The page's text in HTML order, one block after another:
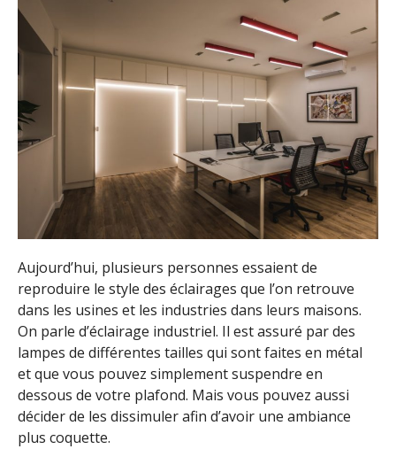
Aujourd’hui, plusieurs personnes essaient de
reproduire le style des éclairages que l’on retrouve
dans les usines et les industries dans leurs maisons.
On parle d’éclairage industriel. Il est assuré par des
lampes de différentes tailles qui sont faites en métal
et que vous pouvez simplement suspendre en
dessous de votre plafond. Mais vous pouvez aussi
décider de les dissimuler afin d’avoir une ambiance
plus coquette.